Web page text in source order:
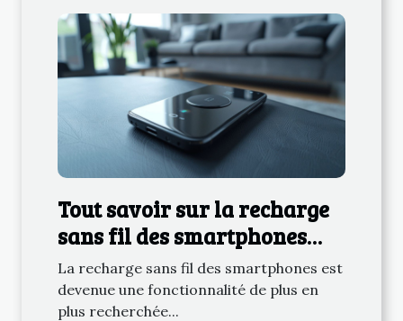
Tout savoir sur la recharge
sans fil des smartphones
tendances et compatibilité
en 2023
La recharge sans fil des smartphones est
devenue une fonctionnalité de plus en
plus recherchée...